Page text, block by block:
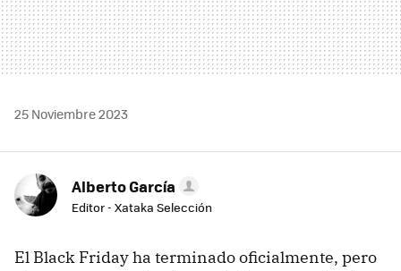
25 Noviembre 2023
Alberto García
Editor - Xataka Selección
El Black Friday ha terminado oficialmente, pero